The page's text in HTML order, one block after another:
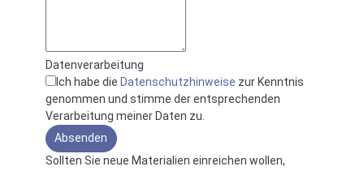
Datenverarbeitung
Ich habe die Datenschutzhinweise zur Kenntnis
genommen und stimme der entsprechenden
Verarbeitung meiner Daten zu.
Absenden
Sollten Sie neue Materialien einreichen wollen,